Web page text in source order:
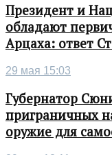
Президент и
обладают
Арцаха: ответ
29 мая 15:03
Губернатор
приграничных
оружие для